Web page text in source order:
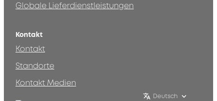
Globale Lieferdienstleistungen
Kontakt
Kontakt
Standorte
Kontakt Medien
Deutsch